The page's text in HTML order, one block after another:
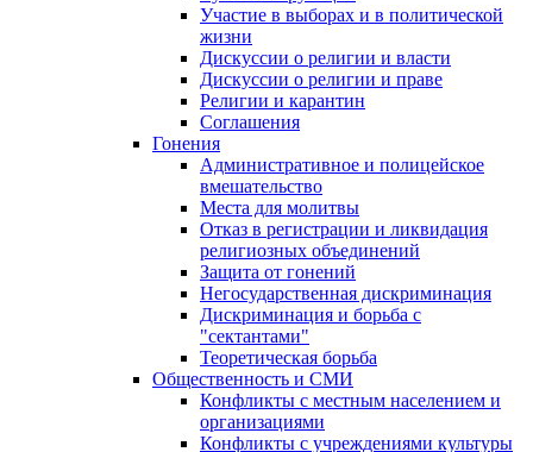
Участие в выборах и в политической
жизни
Дискуссии о религии и власти
Дискуссии о религии и праве
Религии и карантин
Соглашения
Гонения
Административное и полицейское
вмешательство
Места для молитвы
Отказ в регистрации и ликвидация
религиозных объединений
Защита от гонений
Негосударственная дискриминация
Дискриминация и борьба с
"сектантами"
Теоретическая борьба
Общественность и СМИ
Конфликты с местным населением и
организациями
Конфликты с учреждениями культуры